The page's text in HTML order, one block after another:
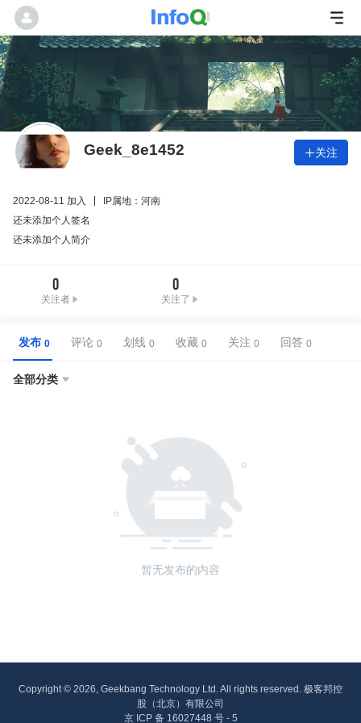
Geek_8e1452 关注
2022-08-11 加入
IP属地：河南
还未添加个人签名
还未添加个人简介
0
关注者
0
关注了
发布 评论 划线 收藏 关注 回答
全部分类 
暂无发布的内容
Copyright © 2026, Geekbang Technology Ltd. All rights reserved. 极客邦控
股（北京）有限公司
京 ICP 备 16027448 号 - 5